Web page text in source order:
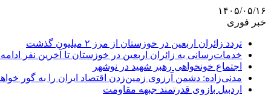
۱۴۰۵/۰۵/۱۶
خبر فوری
تردد زائران اربعین در خوزستان از مرز ۲ میلیون گذشت
خدمات‌رسانی به زائران اربعین در خوزستان تا آخرین نفر ادامه
اجتماع خونخواهی رهبر شهید در نوشهر
مدنی‌زاده: دشمن آرزوی زمین‌زدن اقتصاد ایران را به گور
اردبیل بازوی قدرتمند جبهه مقاومت